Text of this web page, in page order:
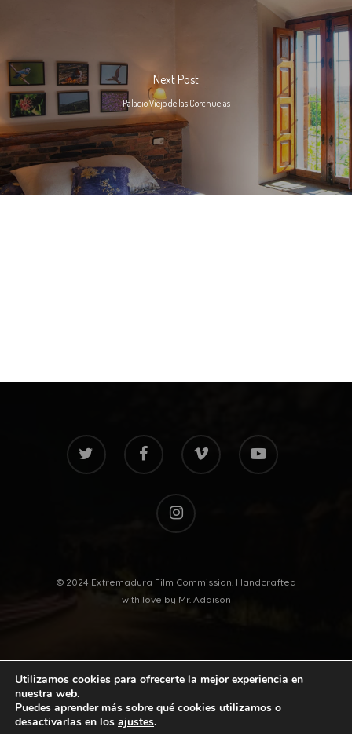
Next Post
Palacio Viejo de las Corchuelas
twitter facebook vimeo youtube
instagram
© 2024 Extremadura Film Commission. Handcrafted
with love by Mr. Addison
Utilizamos cookies para ofrecerte la mejor experiencia en
nuestra web.
Puedes aprender más sobre qué cookies utilizamos o
desactivarlas en los ajustes.
twitter facebook